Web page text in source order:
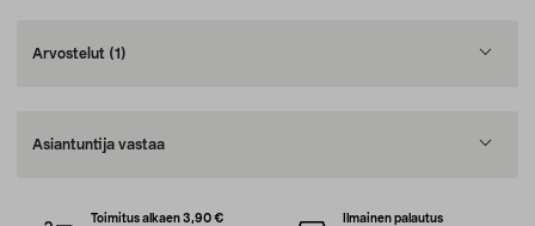
Arvostelut (1)
Asiantuntija vastaa
Toimitus alkaen 3,90 €
Ilmainen palautus